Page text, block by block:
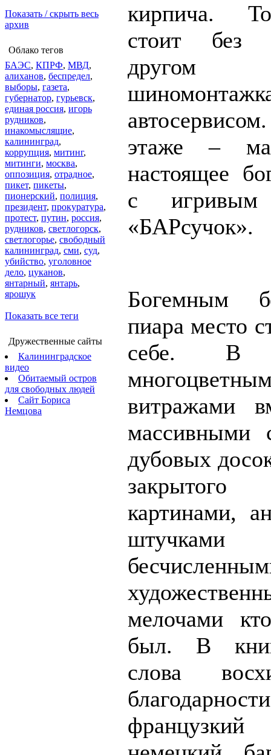
Показать / скрыть весь
архив
Облако тегов
БАЭС, КПРФ, МВД,
алиханов, беспредел,
выборы, газета,
губернатор, гурьевск,
единая россия, игорь
рудников,
инакомыслящие,
калининград,
коррупция, митинг,
митинги, москва,
оппозиция, отрадное,
пикет, пикеты,
пионерский, полиция,
президент, прокуратура,
протест, путин, россия,
рудников, светлогорск,
светлогорье, свободный
калининград, сми, суд,
убийство, уголовное
дело, цуканов,
янтарный, янтарь,
ярошук
Показать все теги
Дружественные сайты
Калининградское
видео
Обитаемый остров
для свободных людей
Сайт Бориса
Немцова
кирпича.
стоит
другом
этаже –
настоящее
с игривым
«БАРсучок».
Богемным
пиара место
себе. В
витражами
массивными
дубовых
закрытого
картинами,
мелочами
был. В
слова
французкий